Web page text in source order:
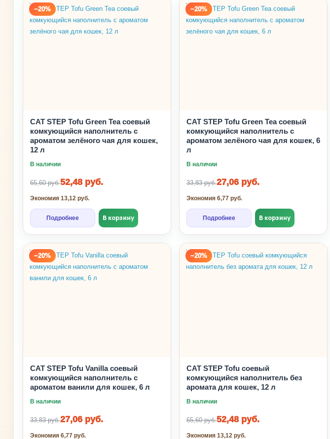
−20%
CAT STEP Tofu Green Tea соевый
комкующийся наполнитель с
ароматом зелёного чая для кошек,
12 л
В наличии
65,60 руб.52,48 руб.
Экономия 13,12 руб.
Подробнее В корзину
−20%
CAT STEP Tofu Green Tea соевый
комкующийся наполнитель с
ароматом зелёного чая для кошек, 6
л
В наличии
33,83 руб.27,06 руб.
Экономия 6,77 руб.
Подробнее В корзину
−20%
CAT STEP Tofu Vanilla соевый
комкующийся наполнитель с
ароматом ванили для кошек, 6 л
В наличии
33,83 руб.27,06 руб.
Экономия 6,77 руб.
−20%
CAT STEP Tofu соевый
комкующийся наполнитель без
аромата для кошек, 12 л
В наличии
65,60 руб.52,48 руб.
Экономия 13,12 руб.